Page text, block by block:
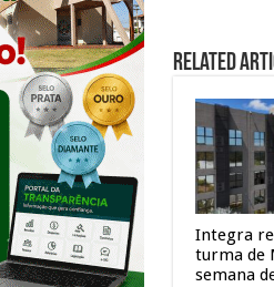
Related
Integra
turma de
semana